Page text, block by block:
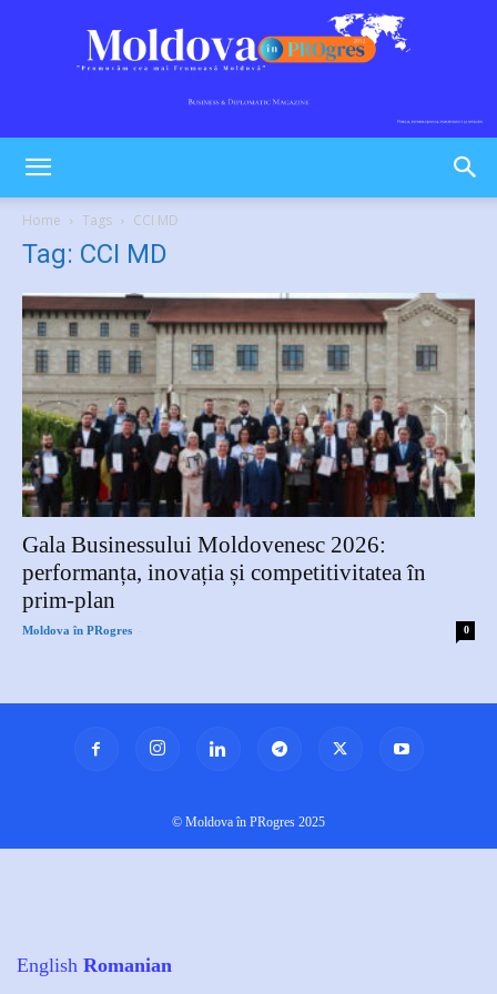
PROgres
Home Tags CCI MD
Tag: CCI MD
Gala Businessului Moldovenesc 2026:
performanța, inovația și competitivitatea în
prim-plan
Moldova în PRogres - 0
© Moldova în PRogres 2025
English Romanian